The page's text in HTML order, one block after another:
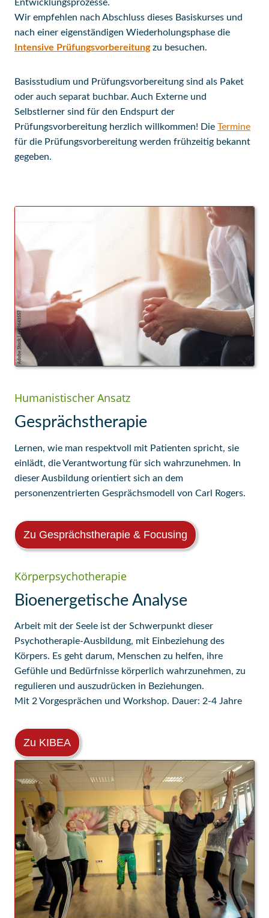
Entwicklungsprozesse.
Wir empfehlen nach Abschluss dieses Basiskurses und
nach einer eigenständigen Wiederholungsphase die
Intensive Prüfungsvorbereitungzu besuchen.
Basisstudium und Prüfungsvorbereitung sind als Paket
oder auch separat buchbar. Auch Externe und
Selbstlerner sind für den Endspurt der
Prüfungsvorbereitung herzlich willkommen! Die Termine
für die Prüfungsvorbereitung werden frühzeitig bekannt
gegeben.
Humanistischer Ansatz
Gesprächstherapie
Lernen, wie man respektvoll mit Patienten spricht, sie
einlädt, die Verantwortung für sich wahrzunehmen. In
dieser Ausbildung orientiert sich an dem
personenzentrierten Gesprächsmodell von Carl Rogers.
Zu Gesprächstherapie & Focusing
Körperpsychotherapie
Bioenergetische Analyse
Arbeit mit der Seele ist der Schwerpunkt dieser
Psychotherapie-Ausbildung, mit Einbeziehung des
Körpers. Es geht darum, Menschen zu helfen, ihre
Gefühle und Bedürfnisse körperlich wahrzunehmen, zu
regulieren und auszudrücken in Beziehungen.
Mit 2 Vorgesprächen und Workshop. Dauer: 2-4 Jahre
Zu KIBEA